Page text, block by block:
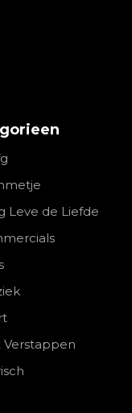
Leve de Liefde
Verstappen